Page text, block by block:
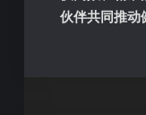
伙伴共同推动